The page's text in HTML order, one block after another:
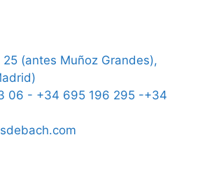
(antes Muñoz Grandes),
06 - +34 695 196 295 -+34